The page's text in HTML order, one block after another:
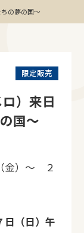
の夢の国～
限定販売
）来日
～
金）～ ２
（日）午